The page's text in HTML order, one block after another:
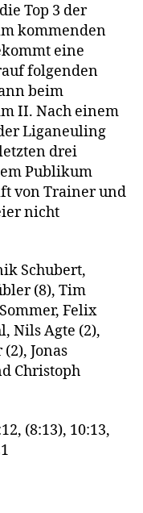
Top 3 der
kommenden
eine
folgenden
beim
II. Nach einem
Liganeuling
drei
Publikum
von Trainer und
nicht
Schubert,
(8), Tim
Felix
Nils Agte (2),
Jonas
Christoph
(8:13), 10:13,